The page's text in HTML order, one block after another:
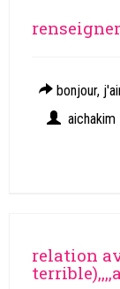
bonjour,
aichakim
relation